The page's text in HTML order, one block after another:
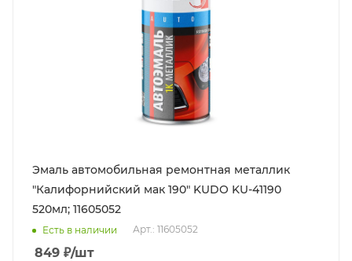
Эмаль автомобильная ремонтная металлик
"Калифорнийский мак 190" KUDO KU-41190
520мл; 11605052
Есть в наличии Арт.: 11605052
849 ₽/шт